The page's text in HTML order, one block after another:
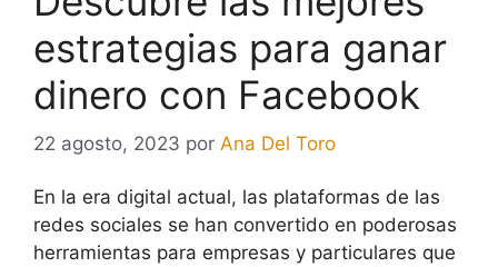
estrategias para ganar
dinero con Facebook
22 agosto, 2023 por Ana Del Toro
En la era digital actual, las plataformas de las
redes sociales se han convertido en poderosas
herramientas para empresas y particulares que